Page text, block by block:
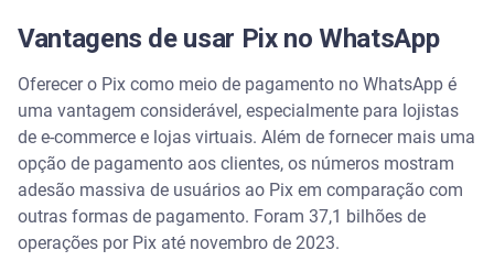
Vantagens de usar Pix no WhatsApp
Oferecer o Pix como meio de pagamento no WhatsApp é
uma vantagem considerável, especialmente para lojistas
de e-commerce e lojas virtuais. Além de fornecer mais uma
opção de pagamento aos clientes, os números mostram
adesão massiva de usuários ao Pix em comparação com
outras formas de pagamento. Foram 37,1 bilhões de
operações por Pix até novembro de 2023.